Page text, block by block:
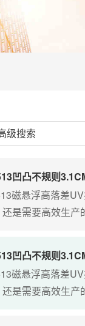
级搜索
凹凸不规则
磁悬浮高落差
是需要高效生产
凹凸不规则
磁悬浮高落差
是需要高效生产